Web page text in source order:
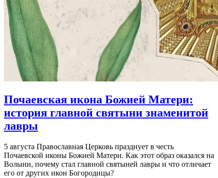
Почаевская икона Божией Матери:
история главной святыни знаменитой
лавры
5 августа Православная Церковь празднует в честь
Почаевской иконы Божией Матери. Как этот образ оказался на
Волыни, почему стал главной святыней лавры и что отличает
его от других икон Богородицы?